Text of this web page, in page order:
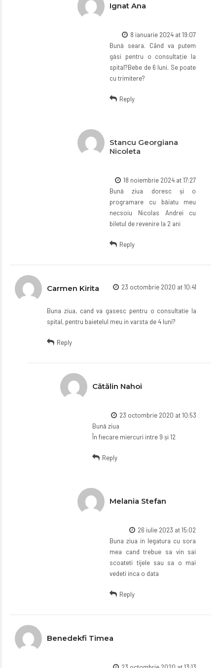
Ignat Ana
8 ianuarie 2024 at 19:07
Bună seara. Când va putem
găsi pentru o consultație la
spital?Bebe de 6 luni. Se poate
cu trimitere?
Reply
Stancu Georgiana
Nicoleta
18 noiembrie 2024 at 17:27
Bună ziua doresc și o
programare cu băiatu meu
necsoiu Nicolas Andrei cu
biletul de revenire la 2 ani
Reply
Carmen Kirita 23 octombrie 2020 at 10:41
Buna ziua, cand va gasesc pentru o consultatie la
spital, pentru baietelul meu in varsta de 4 luni?
Reply
Cătălin Nahoi
23 octombrie 2020 at 10:53
Bună ziua
În fiecare miercuri intre 9 și 12
Reply
Melania Stefan
26 iulie 2023 at 15:02
Buna ziua in legatura cu sora
mea cand trebue sa vin sai
scoateti tijele sau sa o mai
vedeti inca o data
Reply
Benedekfi Timea